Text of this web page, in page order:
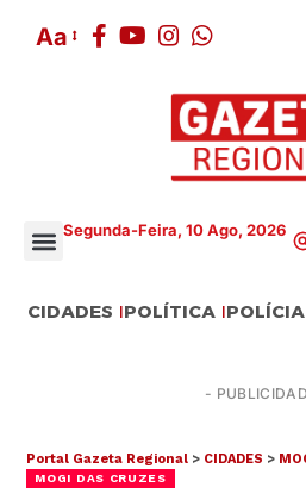
Aa
Segunda-Feira, 10 Ago, 2026
CIDADES POLÍTICA POLÍCIA
-
Portal Gazeta Regional > CIDADES >
MOGI DAS CRUZES